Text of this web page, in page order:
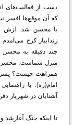
دست از فعالیت‌های
که آن موقع‌ها افسر
با محسن شد. ازش
زنداییاز کرج
چند دقیقه به محسن
منزل شماست. محسن
امام(ره). با
آشنایان در شهریار
تا اینکه جنگ